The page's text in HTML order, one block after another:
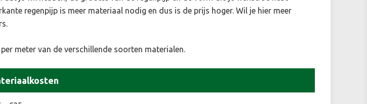
regenpijp is meer materiaal nodig en dus is de prijs hoger. Wil je hier meer
meter van de verschillende soorten materialen.